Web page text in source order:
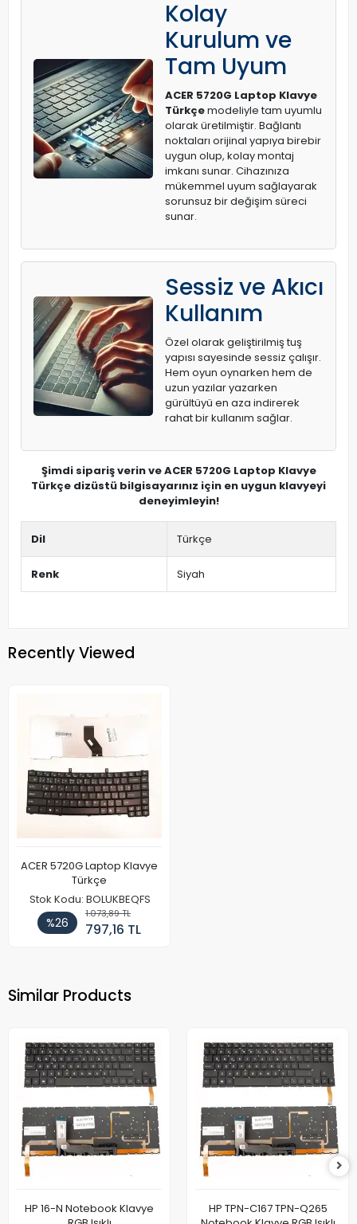
Kolay
Kurulum ve
Tam Uyum
ACER 5720G Laptop Klavye
Türkçemodeliyle tam uyumlu
olarak üretilmiştir. Bağlantı
noktaları orijinal yapıya birebir
uygun olup, kolay montaj
imkanı sunar. Cihazınıza
mükemmel uyum sağlayarak
sorunsuz bir değişim süreci
sunar.
Sessiz ve Akıcı
Kullanım
Özel olarak geliştirilmiş tuş
yapısı sayesinde sessiz çalışır.
Hem oyun oynarken hem de
uzun yazılar yazarken
gürültüyü en aza indirerek
rahat bir kullanım sağlar.
Şimdi sipariş verin ve ACER 5720G Laptop Klavye
Türkçe dizüstü bilgisayarınız için en uygun klavyeyi
deneyimleyin!
Dil Türkçe
Renk Siyah
Recently Viewed
ACER 5720G Laptop Klavye
Türkçe
Stok Kodu: BOLUKBEQFS
%26
1.073,89 TL
797,16 TL
Similar Products
HP 16-N Notebook Klavye
HP TPN-C167 TPN-Q265